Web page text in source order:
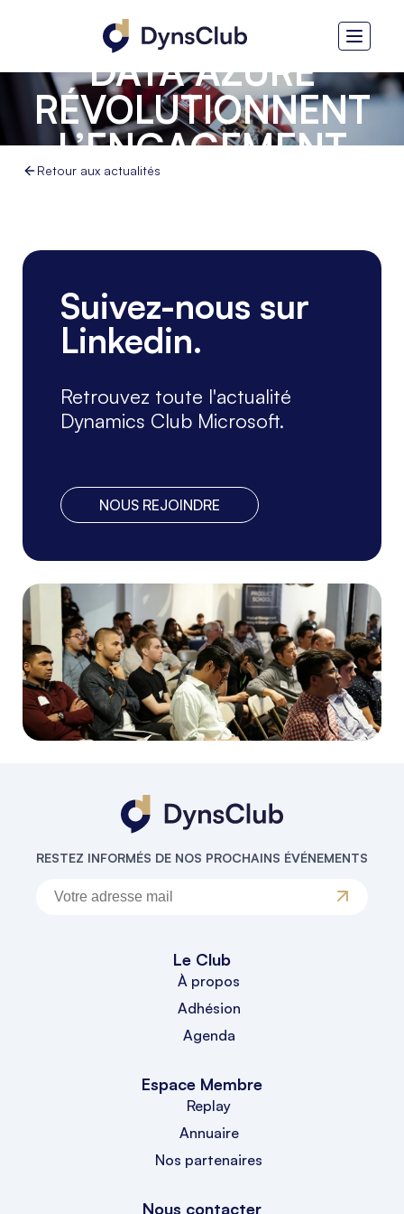
COPILOT STUDIO ET
DATA AZURE
RÉVOLUTIONNENT
L’ENGAGEMENT
CLIENT DANS LA
IMMOBILIÈRE
Retour aux actualités
Suivez-nous sur
Linkedin.
Retrouvez toute l'actualité
Dynamics Club Microsoft.
NOUS REJOINDRE
RESTEZ INFORMÉS DE NOS PROCHAINS ÉVÉNEMENTS
Le Club
À propos
Adhésion
Agenda
Espace Membre
Replay
Annuaire
Nos partenaires
Nous contacter